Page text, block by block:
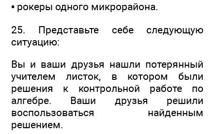
• рокеры одного микрорайона.
25. Представьте себе следующую
ситуацию:
Вы и ваши друзья нашли потерянный
учителем листок, в котором были
решения к контрольной работе по
алгебре. Ваши друзья решили
воспользоваться найденным
решением.